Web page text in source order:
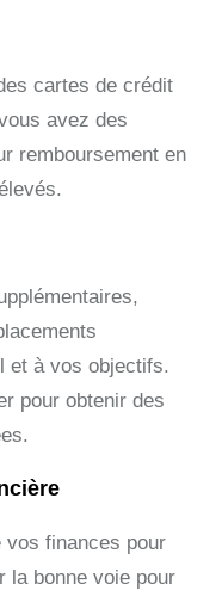
cartes de crédit
avez des
remboursement en
et à vos objectifs.
pour obtenir des
vos finances pour
la bonne voie pour